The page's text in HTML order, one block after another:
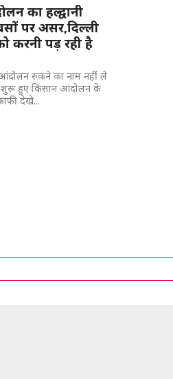
का हल्द्वानी
पर असर,दिल्ली
करनी पड़ रही है
आंदोलन रुकने का नाम नहींं ले
शुरू हुए किसान आंदोलन के
देखे...